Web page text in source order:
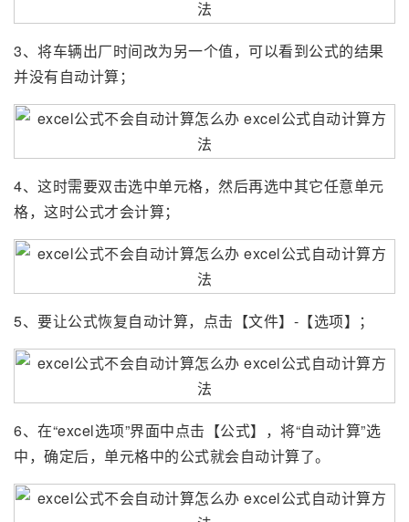
3、将车辆出厂时间改为另一个值，可以看到公式的结果
并没有自动计算；
4、这时需要双击选中单元格，然后再选中其它任意单元
格，这时公式才会计算；
5、要让公式恢复自动计算，点击【文件】-【选项】；
6、在“excel选项”界面中点击【公式】，将“自动计算”选
中，确定后，单元格中的公式就会自动计算了。